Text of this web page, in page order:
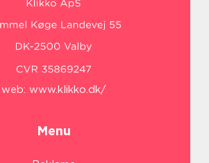
web: www.klikko.dk/
Menu